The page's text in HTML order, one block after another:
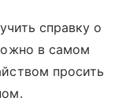
справку о
в самом
просить